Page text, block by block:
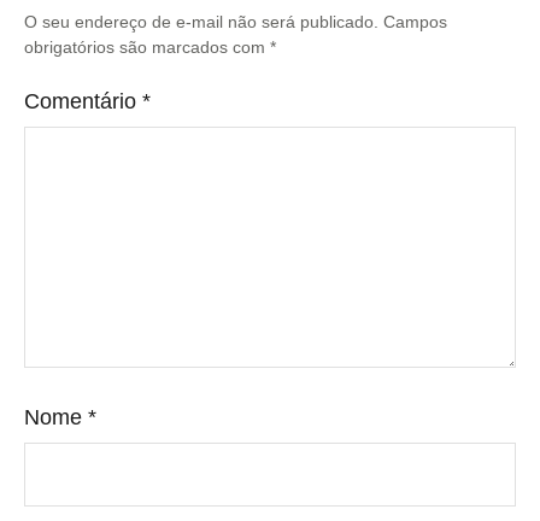
O seu endereço de e-mail não será publicado. Campos
obrigatórios são marcados com *
Comentário *
Nome *